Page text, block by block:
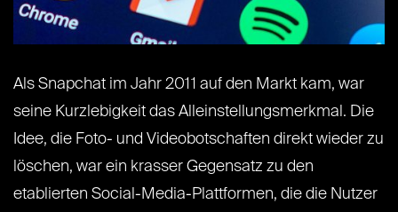
Als Snapchat im Jahr 2011 auf den Markt kam, war
seine Kurzlebigkeit das Alleinstellungsmerkmal. Die
Idee, die Foto- und Videobotschaften direkt wieder zu
löschen, war ein krasser Gegensatz zu den
etablierten Social-Media-Plattformen, die die Nutzer